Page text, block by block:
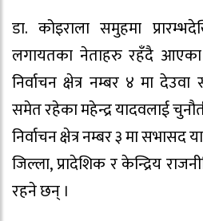
डा. कोइराला समुहमा
लगायतका नेताहरु रहँदै
निर्वाचन क्षेत्र नम्बर ४ मा
समेत रहेका महेन्द्र यादवलाई
निर्वाचन क्षेत्र नम्बर ३ मा सभासद
जिल्ला, प्रादेशिक र केन्द्रिय
रहने छन् ।